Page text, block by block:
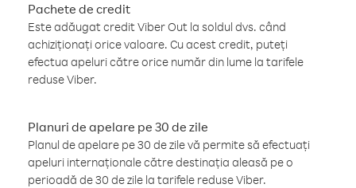
Pachete de credit
Este adăugat credit Viber Out la soldul dvs. când
achiziționați orice valoare. Cu acest credit, puteți
efectua apeluri către orice număr din lume la tarifele
reduse Viber.
Planuri de apelare pe 30 de zile
Planul de apelare pe 30 de zile vă permite să efectuați
apeluri internaționale către destinația aleasă pe o
perioadă de 30 de zile la tarifele reduse Viber.